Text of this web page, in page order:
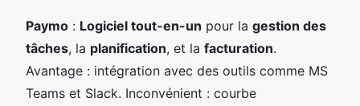
Paymo : Logiciel tout-en-un pour la gestion des
tâches, la planification, et la facturation.
Avantage : intégration avec des outils comme MS
Teams et Slack. Inconvénient : courbe